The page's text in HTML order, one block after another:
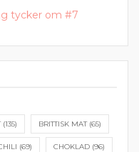
tycker om #7
(135) BRITTISK MAT(65)
(69) CHOKLAD (96)